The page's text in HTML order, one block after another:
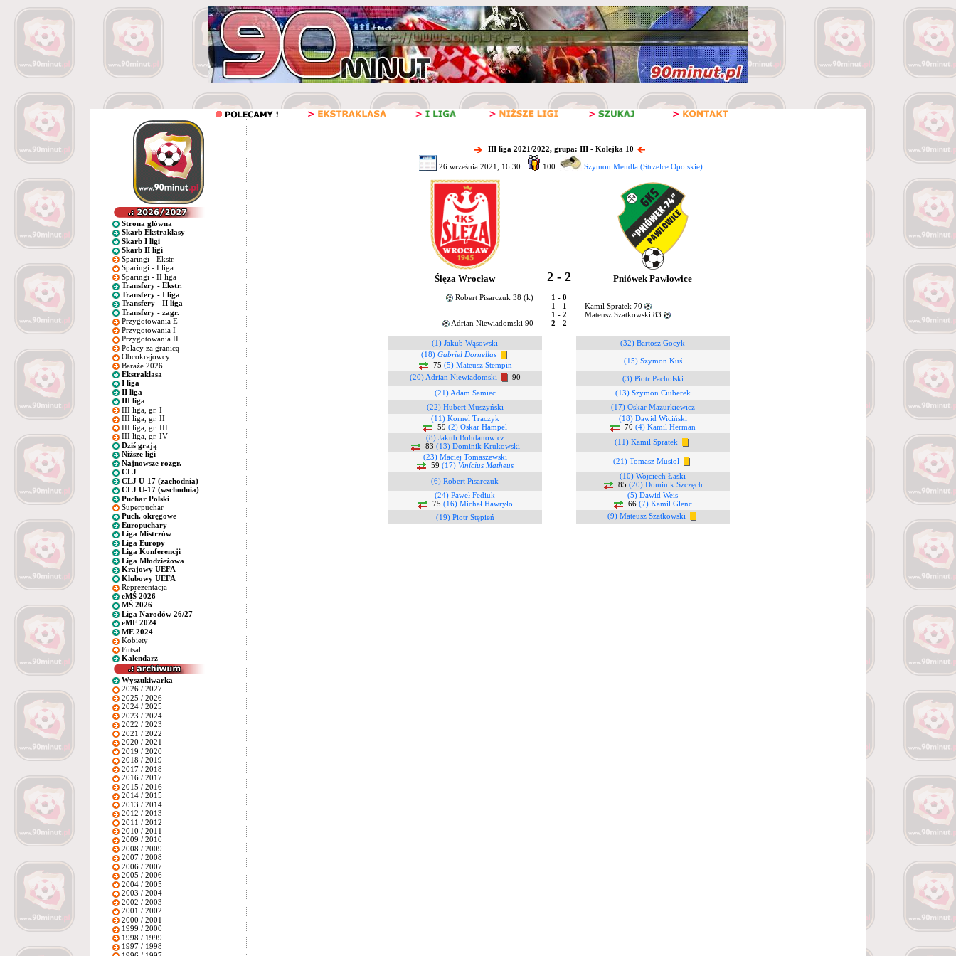
Strona główna
Skarb Ekstraklasy
Skarb I ligi
Skarb II ligi
Sparingi - Ekstr.
Sparingi - I liga
Sparingi - II liga
Transfery - Ekstr.
Transfery - I liga
Transfery - II liga
Transfery - zagr.
Przygotowania E
Przygotowania I
Przygotowania II
Polacy za granicą
Obcokrajowcy
Baraże 2026
Ekstraklasa
I liga
II liga
III liga
III liga, gr. I
III liga, gr. II
III liga, gr. III
III liga, gr. IV
Dziś grają
Niższe ligi
Najnowsze rozgr.
CLJ
CLJ U-17 (zachodnia)
CLJ U-17 (wschodnia)
Puchar Polski
Superpuchar
Puch. okręgowe
Europuchary
Liga Mistrzów
Liga Europy
Liga Konferencji
Liga Młodzieżowa
Krajowy UEFA
Klubowy UEFA
Reprezentacja
eMŚ 2026
MŚ 2026
Liga Narodów 26/27
eME 2024
ME 2024
Kobiety
Futsal
Kalendarz
Wyszukiwarka
2026 / 2027
2025 / 2026
2024 / 2025
2023 / 2024
2022 / 2023
2021 / 2022
2020 / 2021
2019 / 2020
2018 / 2019
2017 / 2018
2016 / 2017
2015 / 2016
2014 / 2015
2013 / 2014
2012 / 2013
2011 / 2012
2010 / 2011
2009 / 2010
2008 / 2009
2007 / 2008
2006 / 2007
2005 / 2006
2004 / 2005
2003 / 2004
2002 / 2003
2001 / 2002
2000 / 2001
1999 / 2000
1998 / 1999
1997 / 1998
III liga 2021/2022, grupa: III - Kolejka 10
26 września 2021, 16:30 100 Szymon Mendla (Strzelce Opolskie)
Ślęza Wrocław 2 - 2 Pniówek Pawłowice
Robert Pisarczuk 38 (k)
1 - 0
1 - 1
Kamil Spratek 70
1 - 2
Mateusz Szatkowski 83
Adrian Niewiadomski 90
2 - 2
(1) Jakub Wąsowski
(32) Bartosz Gocyk
(18) Gabriel Dornellas
75 (5) Mateusz Stempin
(15) Szymon Kuś
(20) Adrian Niewiadomski
90
(3) Piotr Pacholski
(21) Adam Samiec
(13) Szymon Ciuberek
(22) Hubert Muszyński
(17) Oskar Mazurkiewicz
(11) Kornel Traczyk
59 (2) Oskar Hampel
(18) Dawid Wiciński
70 (4) Kamil Herman
(8) Jakub Bohdanowicz
83 (13) Dominik Krukowski
(11) Kamil Spratek
(23) Maciej Tomaszewski
59 (17) Vinícius Matheus (21) Tomasz Musioł
(6) Robert Pisarczuk
(10) Wojciech Łaski
85 (20) Dominik Szczęch
(24) Paweł Fediuk
75 (16) Michał Hawryło
(5) Dawid Weis
66 (7) Kamil Glenc
(19) Piotr Stępień
(9) Mateusz Szatkowski